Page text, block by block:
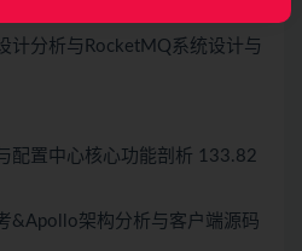
计分析与RocketMQ系统设计与
配置中心核心功能剖析 133.82
&Apollo架构分析与客户端源码